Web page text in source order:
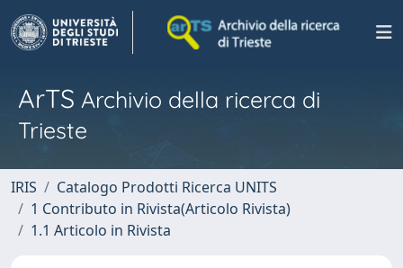
ArTS Archivio della ricerca di
Trieste
IRIS
Catalogo Prodotti Ricerca UNITS
1 Contributo in Rivista(Articolo Rivista)
1.1 Articolo in Rivista